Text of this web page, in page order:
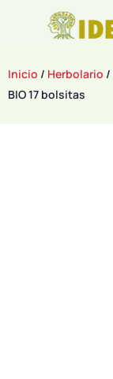
Inicio / Herbolario /
BIO 17 bolsitas